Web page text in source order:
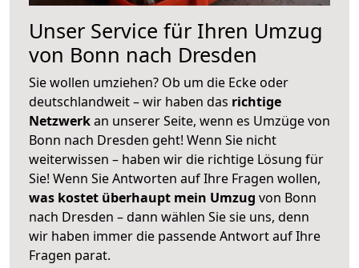
Unser Service für Ihren Umzug
von Bonn nach Dresden
Sie wollen umziehen? Ob um die Ecke oder
deutschlandweit – wir haben das richtige
Netzwerkan unserer Seite, wenn es Umzüge von
Bonn nach Dresden geht! Wenn Sie nicht
weiterwissen – haben wir die richtige Lösung für
Sie! Wenn Sie Antworten auf Ihre Fragen wollen,
was kostet überhaupt mein Umzug von Bonn
nach Dresden – dann wählen Sie sie uns, denn
wir haben immer die passende Antwort auf Ihre
Fragen parat.